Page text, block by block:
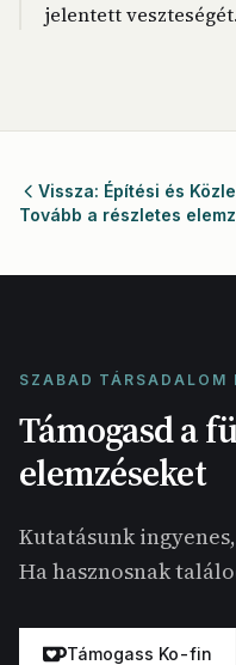
jelentett veszteségét.
Vissza: Építési és
Tovább a részletes
SZABAD TÁRSADALOM
Támogasd a
elemzéseket
Kutatásunk
Ha hasznosnak
Támogass Ko-fin